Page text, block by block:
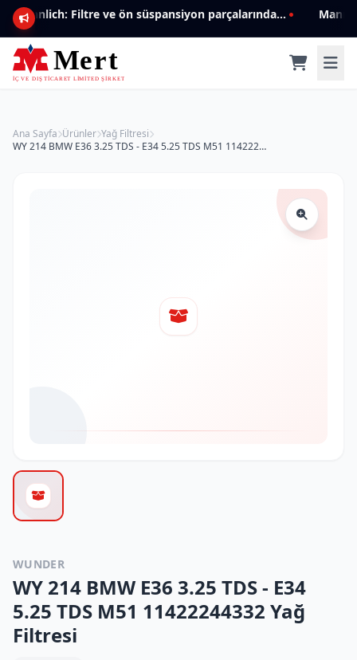
Mannlich: Filtre ve ön süspansiyon parçalarında genişleyen ürün yelpazesiyle kalite ve güven.
Ana Sayfa Ürünler Yağ Filtresi
WY 214 BMW E36 3.25 TDS - E34 5.25 TDS M51 11422244332 Yağ Filtresi
WUNDER
WY 214 BMW E36 3.25 TDS - E34
5.25 TDS M51 11422244332 Yağ
Filtresi